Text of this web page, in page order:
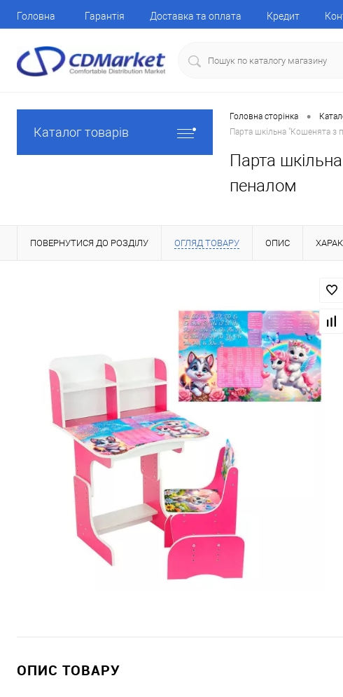
Головна Гарантія Доставка та оплата Кредит
Каталог товарів
Головна сторінка •
Парта шкільна "Кошенята з
Парта
пеналом
ПОВЕРНУТИСЯ ДО РОЗДІЛУ ОГЛЯД ТОВАРУ ОПИС
ОПИС ТОВАРУ